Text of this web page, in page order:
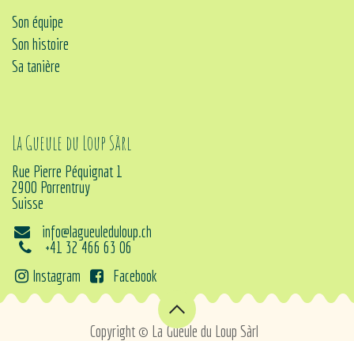
Son équipe
Son histoire
Sa tanière
La Gueule du Loup Sàrl
Rue Pierre Péquignat 1
2900 Porrentruy
Suisse
info@lagueuleduloup.ch
+41 32 466 63 06
Instagram
Facebook
Copyright © La Gueule du Loup Sàrl